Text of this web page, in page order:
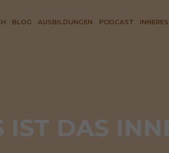
BLOG AUSBILDUNGEN PODCAST
IST DAS